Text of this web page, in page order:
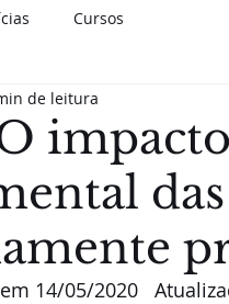
Cursos
das
de leitura
14/05/2020